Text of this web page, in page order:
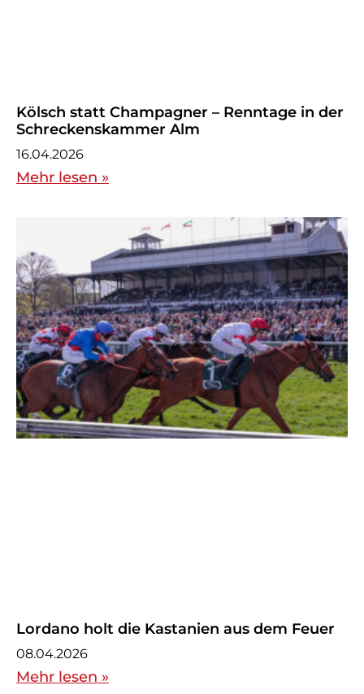
Kölsch statt Champagner – Renntage in der
Schreckenskammer Alm
16.04.2026
Mehr lesen »
Lordano holt die Kastanien aus dem Feuer
08.04.2026
Mehr lesen »